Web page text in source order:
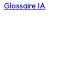
Glossaire IA